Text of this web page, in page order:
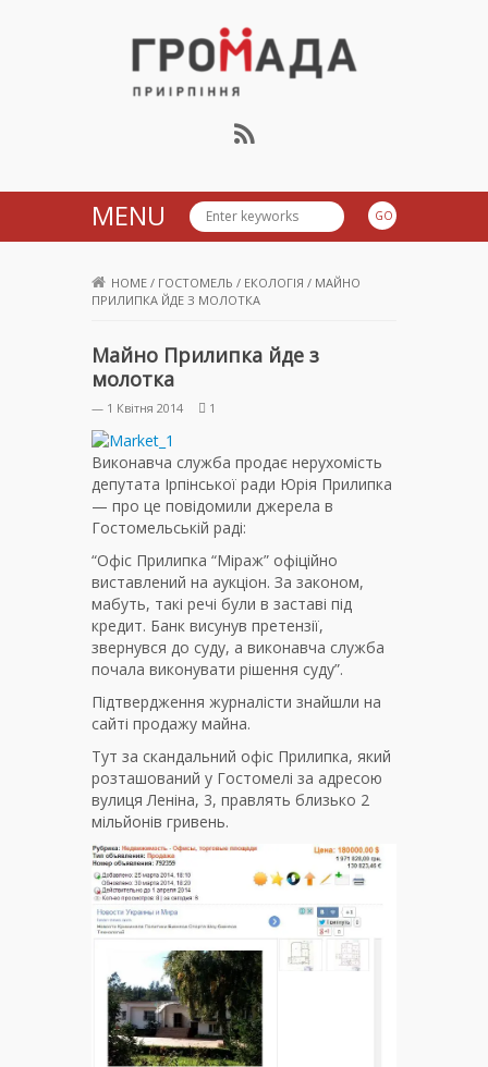
Громада Приірпіння
MENU
HOME / ГОСТОМЕЛЬ / ЕКОЛОГІЯ / МАЙНО
ПРИЛИПКА ЙДЕ З МОЛОТКА
Майно Прилипка йде з
молотка
— 1 Квітня 2014 1
Виконавча служба продає нерухомість
депутата Ірпінської ради Юрія Прилипка
— про це повідомили джерела в
Гостомельській раді:
“Офіс Прилипка “Міраж” офіційно
виставлений на аукціон. За законом,
мабуть, такі речі були в заставі під
кредит. Банк висунув претензії,
звернувся до суду, а виконавча служба
почала виконувати рішення суду”.
Підтвердження журналісти знайшли на
сайті продажу майна.
Тут за скандальний офіс Прилипка, який
розташований у Гостомелі за адресою
вулиця Леніна, 3, правлять близько 2
мільйонів гривень.